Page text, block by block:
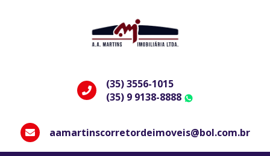
(35) 3556-1015
(35) 9 9138-8888
aamartinscorretordeimoveis@bol.com.br